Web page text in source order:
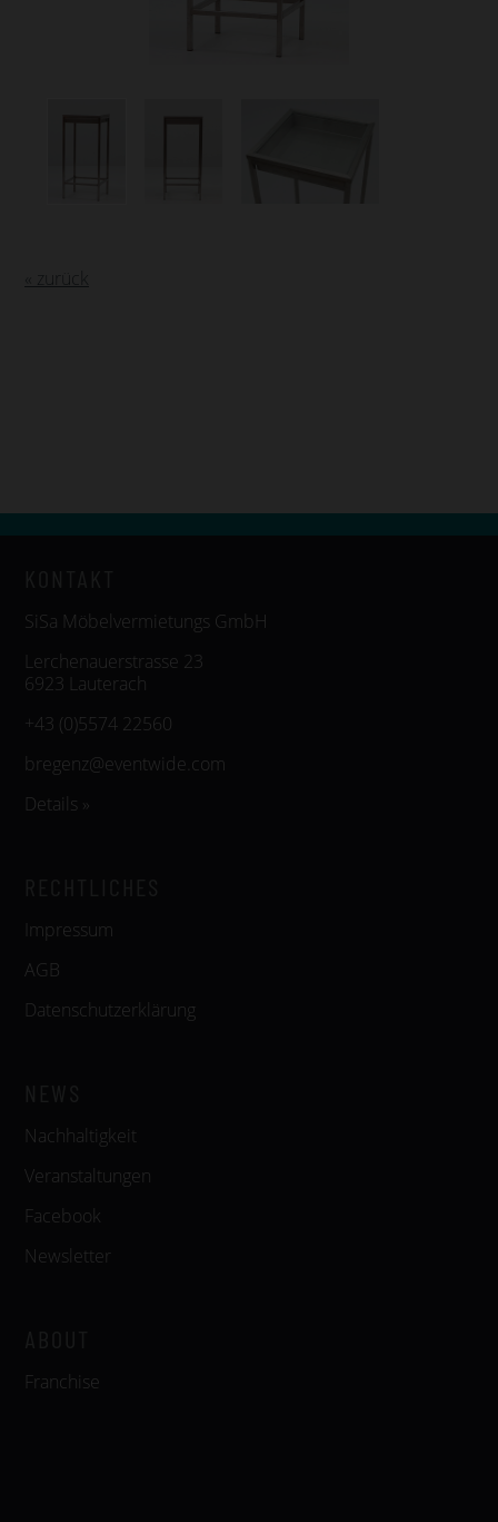
« zurück
SiSa Möbelvermietungs GmbH
Lerchenauerstrasse 23
6923 Lauterach
+43 (0)5574 22560
bregenz@eventwide.com
Details »
Impressum
AGB
Datenschutzerklärung
Nachhaltigkeit
Veranstaltungen
Facebook
Newsletter
Franchise